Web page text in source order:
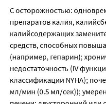
С осторожностью:
препаратов калия,
калийсодержащих
средств, способных
(например, гепарин);
недостаточность (IV
классификации NYHA);
мл/мин (0.5 мл/сек));